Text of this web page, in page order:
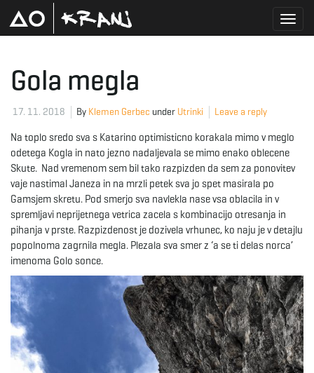
l
e
Gola megla
17. 11. 2018 By Klemen Gerbec under Utrinki Leave a reply
Na toplo sredo sva s Katarino optimisticno korakala mimo v meglo
odetega Kogla in nato jezno nadaljevala se mimo enako oblecene
Skute. Nad vremenom sem bil tako razpizden da sem za ponovitev
vaje nastimal Janeza in na mrzli petek sva jo spet masirala po
Gamsjem skretu. Pod smerjo sva navlekla nase vsa oblacila in v
spremljavi neprijetnega vetrica zacela s kombinacijo otresanja in
pihanja v prste. Razpizdenost je dozivela vrhunec, ko naju je v detajlu
popolnoma zagrnila megla. Plezala sva smer z ‘a se ti delas norca’
imenoma Golo sonce.